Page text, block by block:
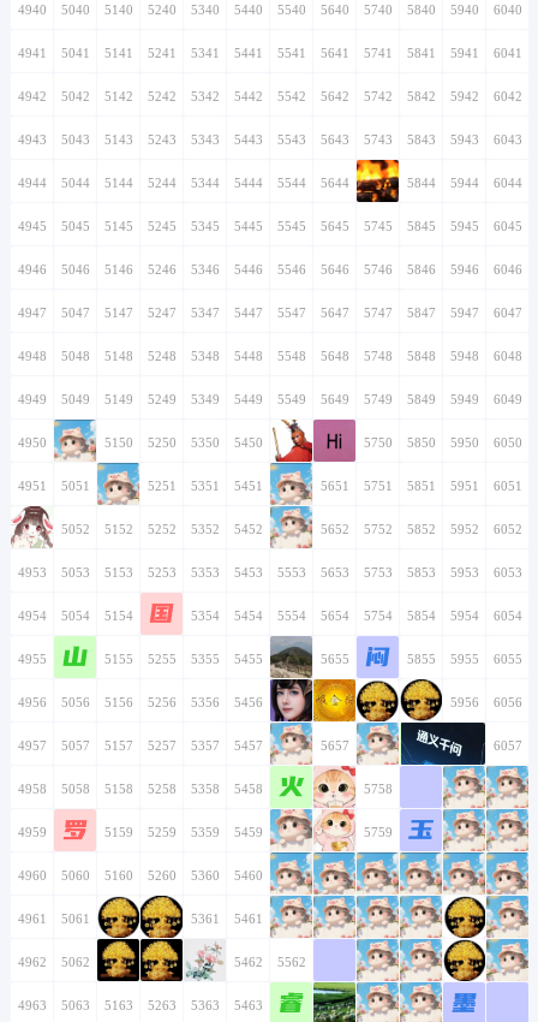
4940 5040 5140 5240 5340 5440 5540 5640 5740 5840 5940 6040
4941 5041 5141 5241 5341 5441 5541 5641 5741 5841 5941 6041
4942 5042 5142 5242 5342 5442 5542 5642 5742 5842 5942 6042
4943 5043 5143 5243 5343 5443 5543 5643 5743 5843 5943 6043
4944 5044 5144 5244 5344 5444 5544 5644 5744 5844 5944 6044
4945 5045 5145 5245 5345 5445 5545 5645 5745 5845 5945 6045
4946 5046 5146 5246 5346 5446 5546 5646 5746 5846 5946 6046
4947 5047 5147 5247 5347 5447 5547 5647 5747 5847 5947 6047
4948 5048 5148 5248 5348 5448 5548 5648 5748 5848 5948 6048
4949 5049 5149 5249 5349 5449 5549 5649 5749 5849 5949 6049
4950 5050 5150 5250 5350 5450 5550 5650 5750 5850 5950 6050
4951 5051 5151 5251 5351 5451 5551 5651 5751 5851 5951 6051
4952 5052 5152 5252 5352 5452 5552 5652 5752 5852 5952 6052
4953 5053 5153 5253 5353 5453 5553 5653 5753 5853 5953 6053
4954 5054 5154 5254
国 5354 5454 5554 5654 5754 5854 5954 6054
4955 5055
山 5155 5255 5355 5455 5555 5655 5755
闷 5855 5955 6055
4956 5056 5156 5256 5356 5456 5556 5656 5756 5856 5956 6056
4957 5057 5157 5257 5357 5457 5557 5657 5757 5857 5957 6057
4958 5058 5158 5258 5358 5458 5558
火 5658 5758 5958 6058
4959 5059
罗 5159 5259 5359 5459 5559 5659 5759 5859
玉 5959 6059
4960 5060 5160 5260 5360 5460 5560 5660 5760 5860 5960 6060
4961 5061 5161 5261 5361 5461 5561 5661 5761 5861 5961 6061
4962 5062 5162 5262 5362 5462 5562 5762 5862 5962 6062
4963 5063 5163 5263 5363 5463 5563
睿 5663 5763 5863 5963
墨